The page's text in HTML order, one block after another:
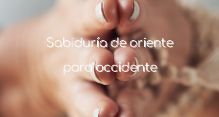
Sabiduría de oriente
para occidente